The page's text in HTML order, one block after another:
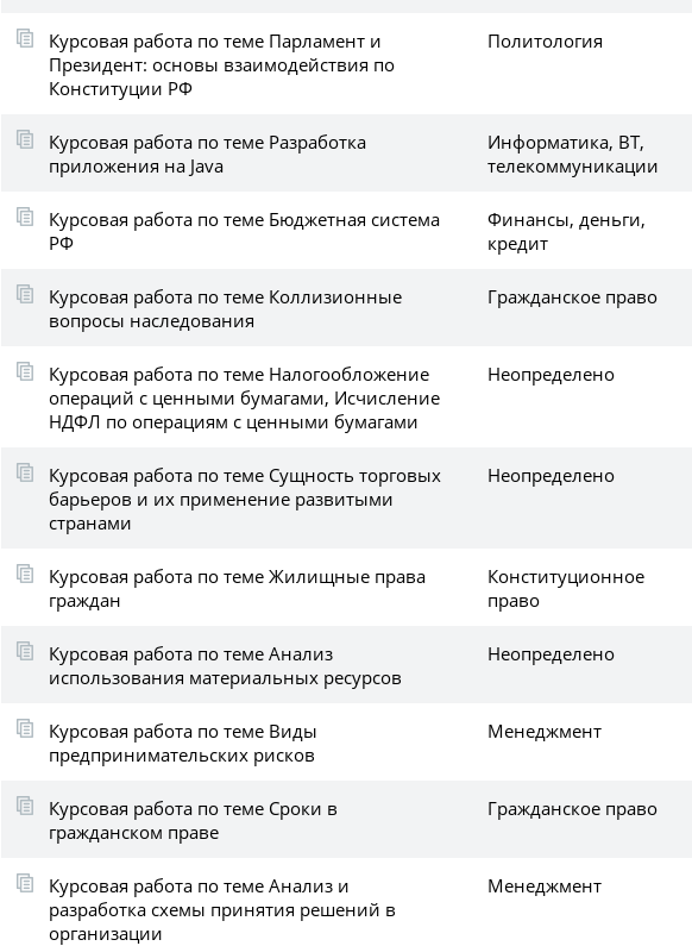
Курсовая работа по теме Парламент и
Президент: основы взаимодействия по
Конституции РФ
Политология
Курсовая работа по теме Разработка
приложения на Java
Информатика, ВТ,
телекоммуникации
Курсовая работа по теме Бюджетная система
РФ
Финансы, деньги,
кредит
Курсовая работа по теме Коллизионные
вопросы наследования
Гражданское право
Курсовая работа по теме Налогообложение
операций с ценными бумагами, Исчисление
НДФЛ по операциям с ценными бумагами
Неопределено
Курсовая работа по теме Сущность торговых
барьеров и их применение развитыми
странами
Неопределено
Курсовая работа по теме Жилищные права
граждан
Конституционное
право
Курсовая работа по теме Анализ
использования материальных ресурсов
Неопределено
Курсовая работа по теме Виды
предпринимательских рисков
Менеджмент
Курсовая работа по теме Сроки в
гражданском праве
Гражданское право
Курсовая работа по теме Анализ и
разработка схемы принятия решений в
организации
Менеджмент